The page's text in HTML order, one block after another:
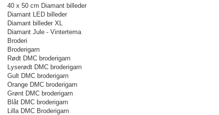
40 x 50 cm Diamant billeder
Diamant LED billeder
Diamant billeder XL
Diamant Jule - Vintertema
Broderi
Broderigarn
Rødt DMC broderigarn
Lyserødt DMC broderigarn
Gult DMC broderigarn
Orange DMC broderigarn
Grønt DMC broderigarn
Blåt DMC broderigarn
Lilla DMC Broderigarn